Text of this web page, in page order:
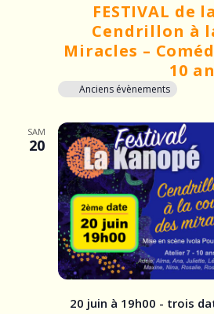
FESTIVAL de
Cendrillon à
Miracles –
10
Anciens évènements
SAM
20
20 juin à 19h00 - trois